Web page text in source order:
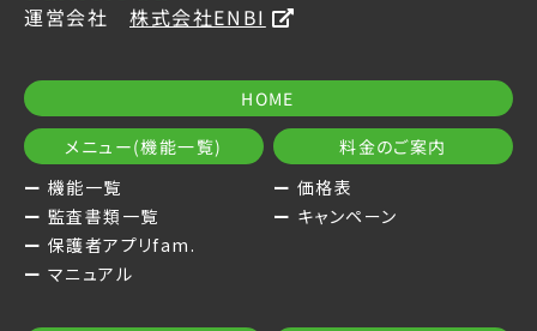
運営会社株式会社ENBI
HOME
メニュー(機能一覧)
機能一覧
監査書類一覧
保護者アプリfam.
マニュアル
料金のご案内
価格表
キャンペーン